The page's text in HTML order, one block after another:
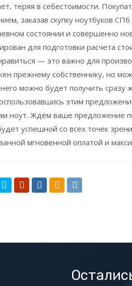
теряя в себестоимости.
заказав скупку ноутбуков СПб
состоянии и совершенно
для подготовки расчета
— это важно для
прежнему собственнику, но
можно будет получить
этим
ноут. Ждём ваше предложение
успешной со всех точек
мгновенной оплатой и